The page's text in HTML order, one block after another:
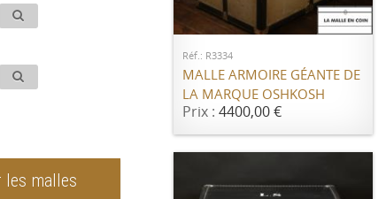
malles
AJOUTER AU PANIER
Réf.: R3334
MALLE ARMOIRE GÉANTE DE
LA MARQUE OSHKOSH
Prix : 4400,00 €